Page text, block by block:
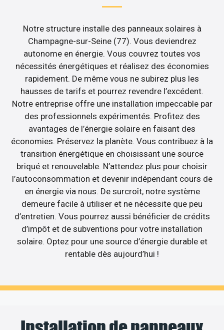
Notre structure installe des panneaux solaires à
Champagne-sur-Seine (77). Vous deviendrez
autonome en énergie. Vous couvrez toutes vos
nécessités énergétiques et réalisez des économies
rapidement. De même vous ne subirez plus les
hausses de tarifs et pourrez revendre l’excédent.
Notre entreprise offre une installation impeccable par
des professionnels expérimentés. Profitez des
avantages de l’énergie solaire en faisant des
économies. Préservez la planète. Vous contribuez à la
transition énergétique en choisissant une source
briqué et renouvelable. N’attendez plus pour choisir
l’autoconsommation et devenir indépendant cours de
en énergie via nous. De surcroît, notre système
demeure facile à utiliser et ne nécessite que peu
d’entretien. Vous pourrez aussi bénéficier de crédits
d’impôt et de subventions pour votre installation
solaire. Optez pour une source d’énergie durable et
rentable dès aujourd’hui !